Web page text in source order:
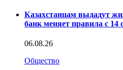
Казахстанцам выдадут
банк меняет правила с 14
06.08.26
Общество